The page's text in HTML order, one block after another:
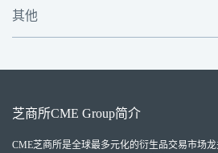
其他
芝商所CME Group简介
CME芝商所是全球最多元化的衍生品交易市场